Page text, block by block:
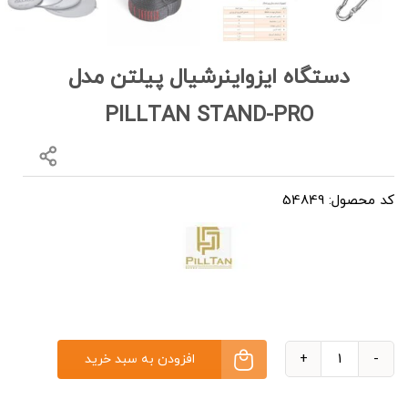
دستگاه ایزواینرشیال پیلتن مدل
PILLTAN STAND-PRO
کد محصول: 54849
افزودن به سبد خرید